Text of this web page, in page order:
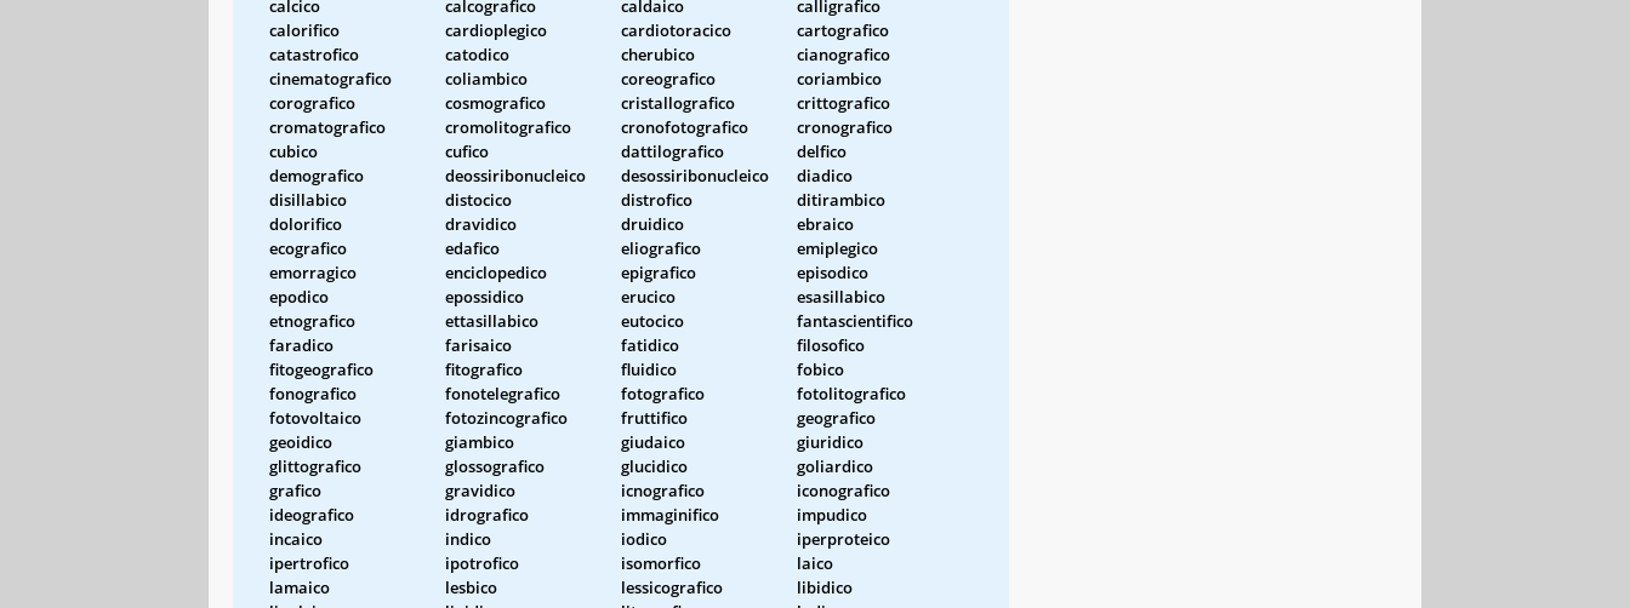
calcico
calcografico caldaico
calligrafico
calorifico
cardioplegico cardiotoracico
cartografico
catastrofico
catodico cherubico
cianografico
cinematografico
coliambico coreografico
coriambico
corografico
cosmografico cristallografico
crittografico
cromatografico
cromolitografico cronofotografico
cronografico
cubico
cufico dattilografico
delfico
demografico
deossiribonucleico desossiribonucleico
diadico
disillabico
distocico distrofico
ditirambico
dolorifico
dravidico druidico
ebraico
ecografico
edafico eliografico
emiplegico
emorragico
enciclopedico epigrafico
episodico
epodico
epossidico erucico
esasillabico
etnografico
ettasillabico eutocico
fantascientifico
faradico
farisaico fatidico
filosofico
fitogeografico
fitografico fluidico
fobico
fonografico
fonotelegrafico fotografico
fotolitografico
fotovoltaico
fotozincografico fruttifico
geografico
geoidico
giambico giudaico
giuridico
glittografico
glossografico glucidico
goliardico
grafico
gravidico icnografico
iconografico
ideografico
idrografico immaginifico
impudico
incaico
indico iodico
iperproteico
ipertrofico
ipotrofico isomorfico
laico
lamaico
lesbico lessicografico
libidico